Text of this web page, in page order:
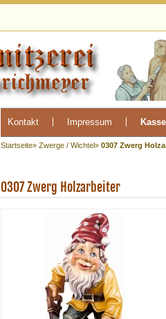
Kontakt Impressum Kasse
Startseite» Zwerge / Wichtel» 0307 Zwerg
0307 Zwerg Holzarbeiter